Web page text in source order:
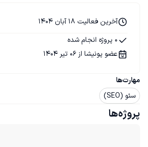
مهارت‌ها
سئو (SEO)
آخرین فعالیت 18 آبان 1404
0 پروژه انجام شده
عضو پونیشا از 06 تیر 1404
پروژه‌ها